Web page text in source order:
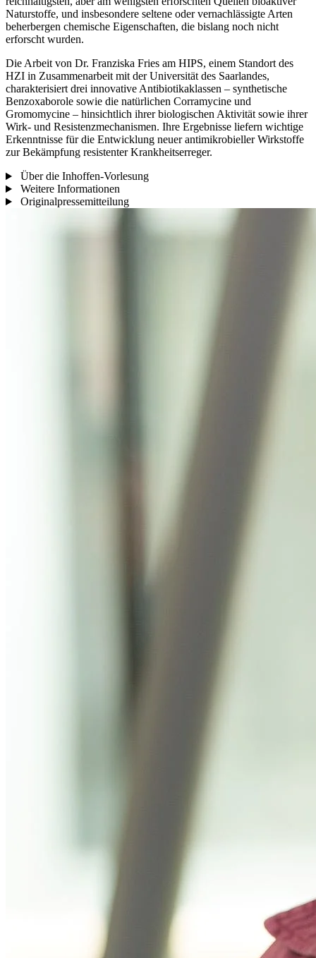
Naturstoffe, und insbesondere seltene oder vernachlässigte Arten
beherbergen chemische Eigenschaften, die bislang noch nicht
erforscht wurden.
Die Arbeit von Dr. Franziska Fries am HIPS, einem Standort des
HZI in Zusammenarbeit mit der Universität des Saarlandes,
charakterisiert drei innovative Antibiotikaklassen – synthetische
Benzoxaborole sowie die natürlichen Corramycine und
Gromomycine – hinsichtlich ihrer biologischen Aktivität sowie ihrer
Wirk- und Resistenzmechanismen. Ihre Ergebnisse liefern wichtige
Erkenntnisse für die Entwicklung neuer antimikrobieller Wirkstoffe
zur Bekämpfung resistenter Krankheitserreger.
Über die Inhoffen-Vorlesung
Weitere Informationen
Originalpressemitteilung